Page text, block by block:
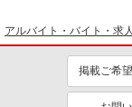
アルバイト・バイト・求
掲載ご希